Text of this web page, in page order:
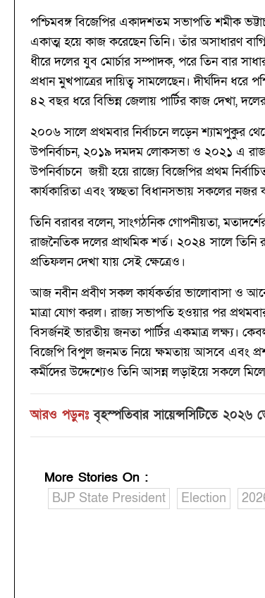
পশ্চিমবঙ্গ বিজেপির একাদশতম সভাপতি শমীক
একাত্ম হয়ে কাজ করেছেন তিনি। তাঁর অসাধারণ
ধীরে দলের যুব মোর্চার সম্পাদক, পরে তিন বার
প্রধান মুখপাত্রের দায়িত্ব সামলেছেন। দীর্ঘদিন ধরে
৪২ বছর ধরে বিভিন্ন জেলায় পার্টির কাজ দেখা,
২০০৬ সালে প্রথমবার নির্বাচনে লড়েন শ্যামপুকুর
উপনির্বাচন, ২০১৯ দমদম লোকসভা ও ২০২১ এ
উপনির্বাচনে জয়ী হয়ে রাজ্যে বিজেপির প্রথম
কার্যকারিতা এবং স্বচ্ছতা বিধানসভায় সকলের নজর
তিনি বরাবর বলেন, সাংগঠনিক গোপনীয়তা,
রাজনৈতিক দলের প্রাথমিক শর্ত। ২০২৪ সালে
প্রতিফলন দেখা যায় সেই ক্ষেত্রেও।
আজ নবীন প্রবীণ সকল কার্যকর্তার ভালোবাসা ও
মাত্রা যোগ করল। রাজ্য সভাপতি হওয়ার পর
বিসর্জনই ভারতীয় জনতা পার্টির একমাত্র লক্ষ্য।
বিজেপি বিপুল জনমত নিয়ে ক্ষমতায় আসবে এবং
কর্মীদের উদ্দেশ্যেও তিনি আসন্ন লড়াইয়ে সকলে
আরও পড়ুনঃ বৃহস্পতিবার সায়েন্সসিটিতে
More Stories On :
BJP State President
Election